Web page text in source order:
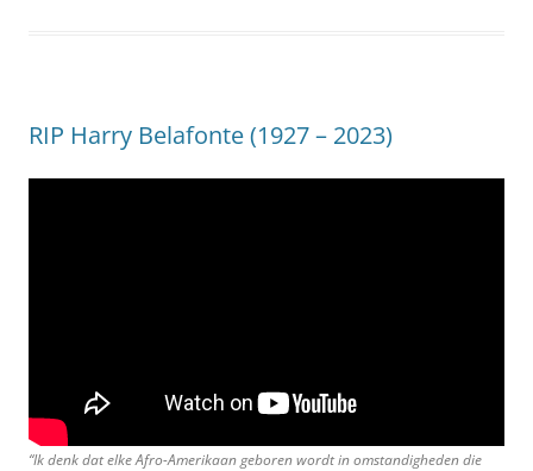
RIP Harry Belafonte (1927 – 2023)
“Ik denk dat elke Afro-Amerikaan geboren wordt in omstandigheden die